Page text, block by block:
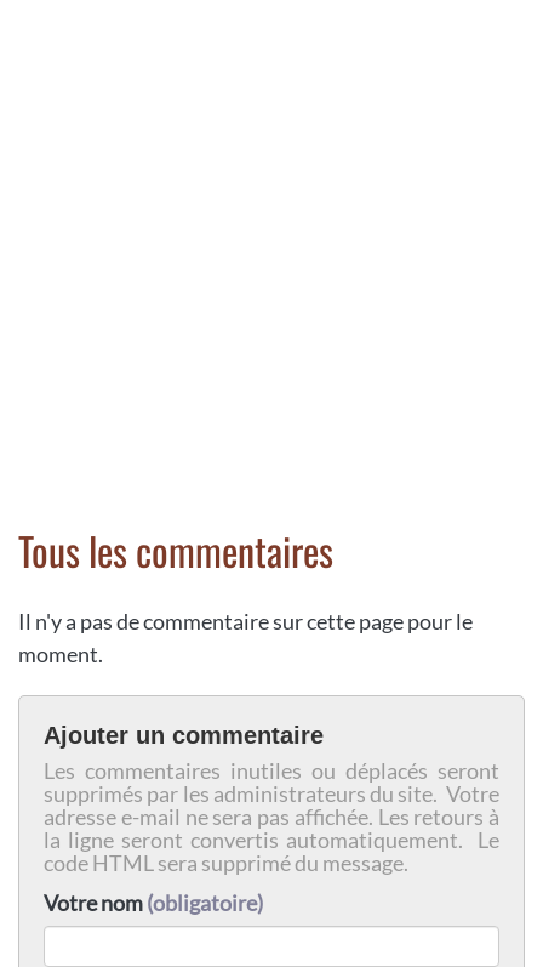
Tous les commentaires
Il n'y a pas de commentaire sur cette page pour le
moment.
Ajouter un commentaire
Les commentaires inutiles ou déplacés seront
supprimés par les administrateurs du site. Votre
adresse e-mail ne sera pas affichée. Les retours à
la ligne seront convertis automatiquement. Le
code HTML sera supprimé du message.
Votre nom(obligatoire)